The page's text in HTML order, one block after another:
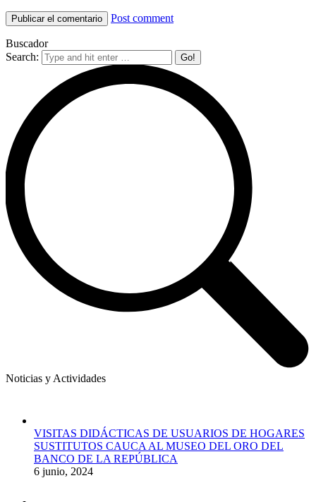
Post comment
Buscador
Search:
Noticias y Actividades
VISITAS DIDÁCTICAS DE USUARIOS DE HOGARES
SUSTITUTOS CAUCA AL MUSEO DEL ORO DEL
BANCO DE LA REPÚBLICA
6 junio, 2024